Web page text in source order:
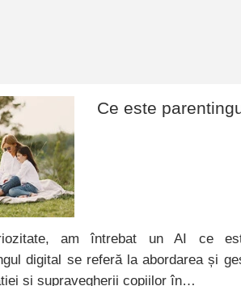
Ce este
am întrebat un AI ce
digital se referă la abordarea și
și supravegherii copiilor în…